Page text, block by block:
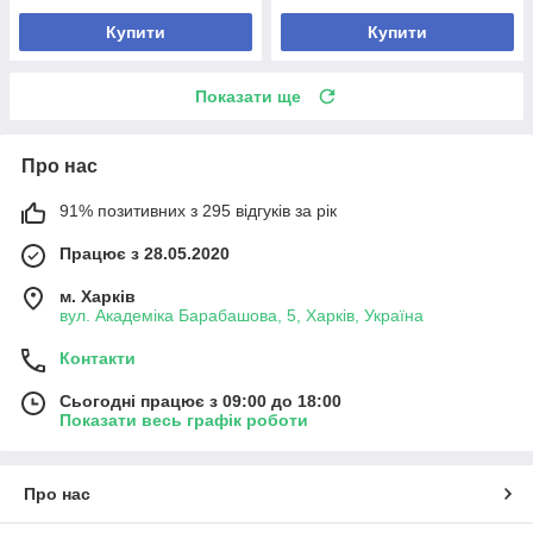
Купити Купити
Показати ще
Про нас
91% позитивних з 295 відгуків за рік
Працює з 28.05.2020
м. Харків
вул. Академіка Барабашова, 5, Харків, Україна
Контакти
Сьогодні працює з 09:00 до 18:00
Показати весь графік роботи
Про нас